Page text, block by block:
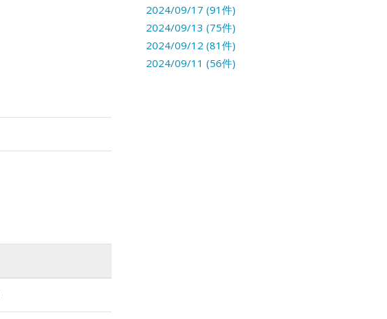
2024/09/17 (91件)
2024/09/13 (75件)
2024/09/12 (81件)
2024/09/11 (56件)